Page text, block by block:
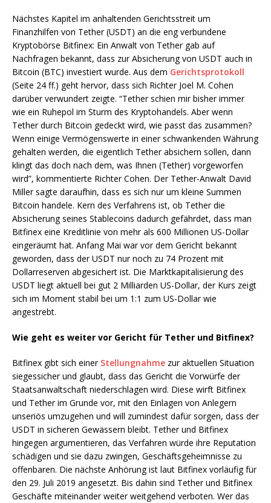
Nächstes Kapitel im anhaltenden Gerichtsstreit um
Finanzhilfen von Tether (USDT) an die eng verbundene
Kryptobörse Bitfinex: Ein Anwalt von Tether gab auf
Nachfragen bekannt, dass zur Absicherung von USDT auch in
Bitcoin (BTC) investiert wurde. Aus dem Gerichtsprotokoll
(Seite 24 ff.) geht hervor, dass sich Richter Joel M. Cohen
darüber verwundert zeigte. “Tether schien mir bisher immer
wie ein Ruhepol im Sturm des Kryptohandels. Aber wenn
Tether durch Bitcoin gedeckt wird, wie passt das zusammen?
Wenn einige Vermögenswerte in einer schwankenden Währung
gehalten werden, die eigentlich Tether absichern sollen, dann
klingt das doch nach dem, was Ihnen (Tether) vorgeworfen
wird”, kommentierte Richter Cohen. Der Tether-Anwalt David
Miller sagte daraufhin, dass es sich nur um kleine Summen
Bitcoin handele. Kern des Verfahrens ist, ob Tether die
Absicherung seines Stablecoins dadurch gefährdet, dass man
Bitfinex eine Kreditlinie von mehr als 600 Millionen US-Dollar
eingeräumt hat. Anfang Mai war vor dem Gericht bekannt
geworden, dass der USDT nur noch zu 74 Prozent mit
Dollarreserven abgesichert ist. Die Marktkapitalisierung des
USDT liegt aktuell bei gut 2 Milliarden US-Dollar, der Kurs zeigt
sich im Moment stabil bei um 1:1 zum US-Dollar wie
angestrebt.
Wie geht es weiter vor Gericht für Tether und Bitfinex?
Bitfinex gibt sich einer Stellungnahme zur aktuellen Situation
siegessicher und glaubt, dass das Gericht die Vorwürfe der
Staatsanwaltschaft niederschlagen wird. Diese wirft Bitfinex
und Tether im Grunde vor, mit den Einlagen von Anlegern
unseriös umzugehen und will zumindest dafür sorgen, dass der
USDT in sicheren Gewässern bleibt. Tether und Bitfinex
hingegen argumentieren, das Verfahren würde ihre Reputation
schädigen und sie dazu zwingen, Geschäftsgeheimnisse zu
offenbaren. Die nächste Anhörung ist laut Bitfinex vorläufig für
den 29. Juli 2019 angesetzt. Bis dahin sind Tether und Bitfinex
Geschäfte miteinander weiter weitgehend verboten. Wer das